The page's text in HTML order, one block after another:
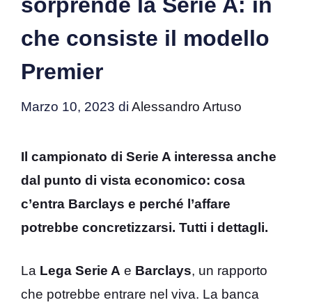
che consiste il modello
Premier
Marzo 10, 2023 di Alessandro Artuso
Il campionato di Serie A interessa anche
dal punto di vista economico: cosa
c’entra Barclays e perché l’affare
potrebbe concretizzarsi. Tutti i dettagli.
La Lega Serie A e Barclays, un rapporto
che potrebbe entrare nel viva. La banca